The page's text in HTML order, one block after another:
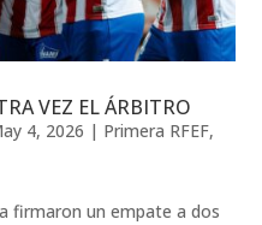
VEZ EL ÁRBITRO
4, 2026 | Primera RFEF,
firmaron un empate a dos